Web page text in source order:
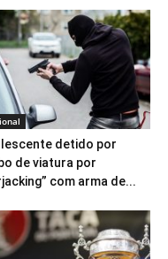
detido por
de viatura por
com arma de...